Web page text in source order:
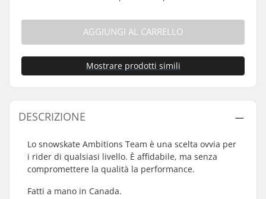
AGGIUNGI AL CARRELLO
Mostrare prodotti simili
DESCRIZIONE
Lo snowskate Ambitions Team è una scelta ovvia per
i rider di qualsiasi livello. È affidabile, ma senza
compromettere la qualità la performance.
Fatti a mano in Canada.